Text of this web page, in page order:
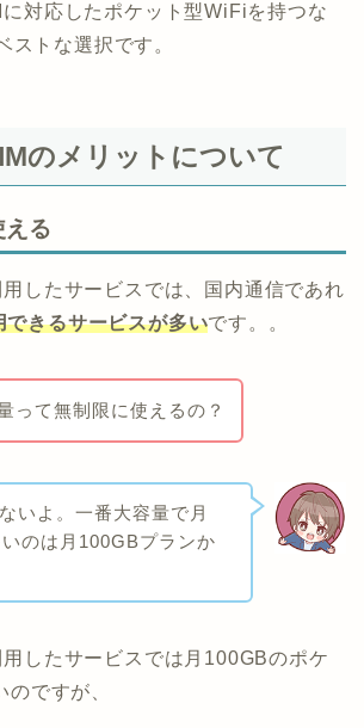
対応したポケット型WiFiを持つな
ストな選択です。
のメリットについて
える
したサービスでは、国内通信であれ
できるサービスが多いです。。
って無制限に使えるの？
いよ。一番大容量で月
のは月100GBプランか
したサービスでは月100GBのポケ
ですが、